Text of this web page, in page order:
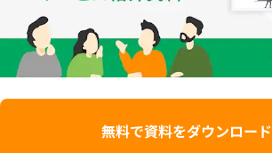
無料で資料をダウンロード